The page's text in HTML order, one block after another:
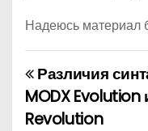
Надеюсь материал
Н
а
Различия
MODX Evolution
Revolution